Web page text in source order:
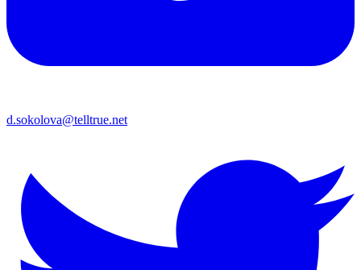
d.sokolova@telltrue.net